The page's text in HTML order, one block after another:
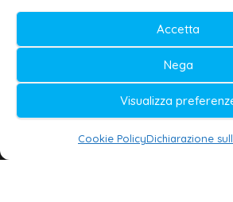
Accetta
Nega
Visualizza
Cookie PolicyDichiarazione
Testata iscritta al n. 11/2020
Stampa Tribunale di
Editore e direttore
Daniele G.
Galatina24 è marchio
delle Imprese